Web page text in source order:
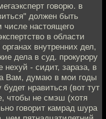
говорю. в
должен быть
числе настоящего
в области
внутренних дел,
дела в суд. прокурору
нехуй - сидит, зараза, в
Вам, думаю в мои годы
нравиться (вот тут
чтобы не смэш (хотя
говорит камрад шура